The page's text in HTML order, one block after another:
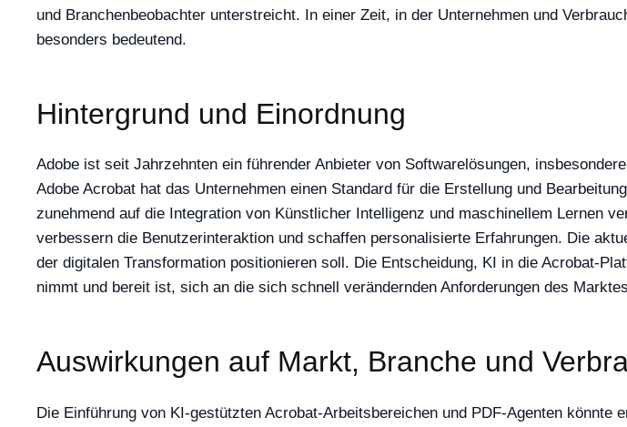
und Branchenbeobachter unterstreicht. In einer Zeit, in der Unternehmen und
besonders bedeutend.
Hintergrund und Einordnung
Adobe ist seit Jahrzehnten ein führender Anbieter von Softwarelösungen,
Adobe Acrobat hat das Unternehmen einen Standard für die Erstellung und
zunehmend auf die Integration von Künstlicher Intelligenz und maschinellem Lernen
verbessern die Benutzerinteraktion und schaffen personalisierte Erfahrungen. Die
der digitalen Transformation positionieren soll. Die Entscheidung, KI in die Acrobat-
nimmt und bereit ist, sich an die sich schnell verändernden Anforderungen des
Auswirkungen auf Markt, Branche und
Die Einführung von KI-gestützten Acrobat-Arbeitsbereichen und PDF-Agenten